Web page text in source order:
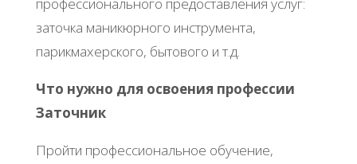
профессионального предоставления услуг:
заточка маникюрного инструмента,
парикмахерского, бытового и т.д.
Что нужно для освоения профессии
Заточник
Пройти профессиональное обучение,